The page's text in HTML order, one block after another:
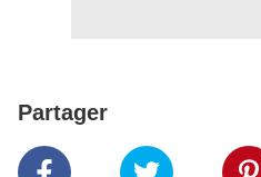
Partager